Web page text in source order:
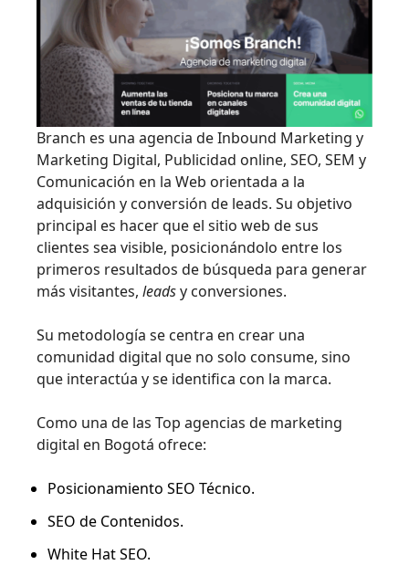
Branch es una agencia de Inbound Marketing y
Marketing Digital, Publicidad online, SEO, SEM y
Comunicación en la Web orientada a la
adquisición y conversión de leads. Su objetivo
principal es hacer que el sitio web de sus
clientes sea visible, posicionándolo entre los
primeros resultados de búsqueda para generar
más visitantes, leadsy conversiones.
Su metodología se centra en crear una
comunidad digital que no solo consume, sino
que interactúa y se identifica con la marca.
Como una de las Top agencias de marketing
digital en Bogotá ofrece:
Posicionamiento SEO Técnico.
SEO de Contenidos.
White Hat SEO.